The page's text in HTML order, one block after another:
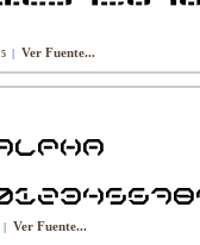
5 | Ver Fuente...
| Ver Fuente...